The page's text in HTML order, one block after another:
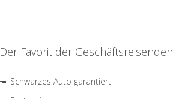
Der Favorit der Geschäftsreisenden
Schwarzes Auto garantiert